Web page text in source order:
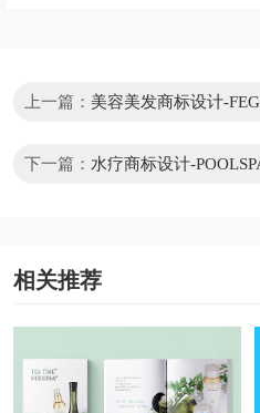
上一篇： 美容美发商标设计-
下一篇： 水疗商标设计-
相关推荐